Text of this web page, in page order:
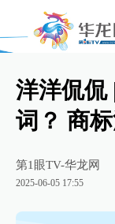
洋洋侃侃
词？ 商
第1眼TV-华龙网
2025-06-05 17:55